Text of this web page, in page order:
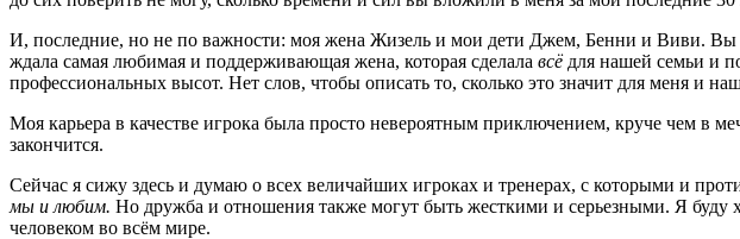
И, последние, но не по важности: моя жена Жизель и мои дети Джем, Бенни и Виви. Вы
ждала самая любимая и поддерживающая жена, которая сделала всёдля нашей семьи и
профессиональных высот. Нет слов, чтобы описать то, сколько это значит для меня и
Моя карьера в качестве игрока была просто невероятным приключением, круче чем в
закончится.
Сейчас я сижу здесь и думаю о всех величайших игроках и тренерах, с которыми и
мы и любим. Но дружба и отношения также могут быть жесткими и серьезными. Я буду
человеком во всём мире.